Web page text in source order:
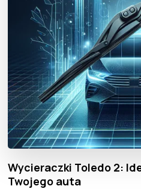
Wycieraczki Toledo 2:
Twojego auta